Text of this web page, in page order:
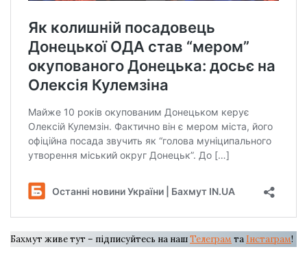
Бахмут живе тут – підписуйтесь на нашТелеграм та Інстаграм!